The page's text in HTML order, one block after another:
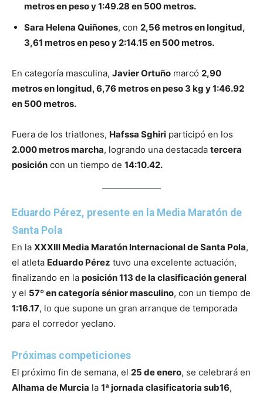
metros en peso y 1:49.28 en 500 metros.
Sara Helena Quiñones, con 2,56 metros en longitud,
3,61 metros en peso y 2:14.15 en 500 metros.
En categoría masculina, Javier Ortuño marcó 2,90
metros en longitud, 6,76 metros en peso 3 kg y 1:46.92
en 500 metros.
Fuera de los triatlones, Hafssa Sghiri participó en los
2.000 metros marcha, logrando una destacada tercera
posición con un tiempo de 14:10.42.
Eduardo Pérez, presente en la Media Maratón de
Santa Pola
En la XXXIII Media Maratón Internacional de Santa Pola,
el atleta Eduardo Pérez tuvo una excelente actuación,
finalizando en la posición 113 de la clasificación general
y el 57º en categoría sénior masculino, con un tiempo de
1:16.17, lo que supone un gran arranque de temporada
para el corredor yeclano.
Próximas competiciones
El próximo fin de semana, el 25 de enero, se celebrará en
Alhama de Murcia la 1ª jornada clasificatoria sub16,